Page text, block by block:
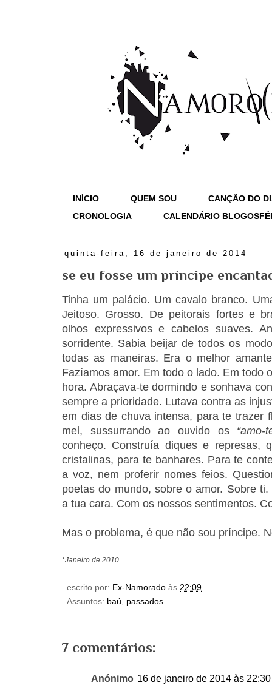
INÍCIO QUEM SOU
CANÇÃO DO
CRONOLOGIA
CALENDÁRIO
quinta-feira, 16 de janeiro de 2014
se eu fosse um príncipe
Tinha um palácio. Um cavalo branco.
Jeitoso. Grosso. De peitorais fortes e
olhos expressivos e cabelos suaves.
sorridente. Sabia beijar de todos os
todas as maneiras. Era o melhor
Fazíamos amor. Em todo o lado. Em todo
hora. Abraçava-te dormindo e sonhava
sempre a prioridade. Lutava contra as
em dias de chuva intensa, para te trazer
mel, sussurrando ao ouvido os “amo-
conheço. Construía diques e represas,
cristalinas, para te banhares. Para te
a voz, nem proferir nomes feios.
poetas do mundo, sobre o amor. Sobre
a tua cara. Com os nossos sentimentos.
Mas o problema, é que não sou príncipe.
*Janeiro de 2010
escrito por: Ex-Namorado às 22:09
Assuntos: baú passados
7 comentários:
Anónimo 16 de janeiro de 2014 às 22:30